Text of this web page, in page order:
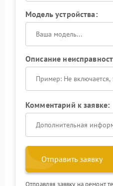
Модель устройства:
Описание
Комментарий к заявке:
Отправить заявку
Отправляя заявку на ремонт